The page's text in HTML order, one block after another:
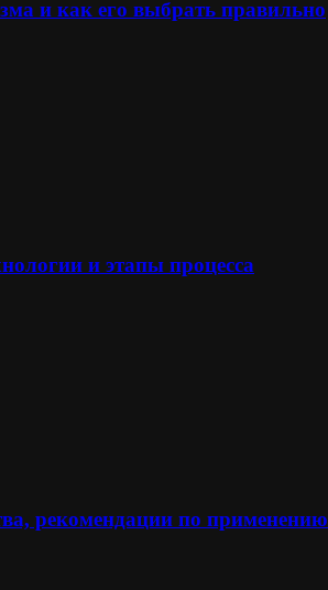
и как его выбрать правильно
и этапы процесса
рекомендации по применению